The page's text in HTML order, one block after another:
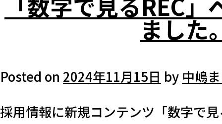
ました
Posted on 2024年11月15日 by 中嶋
採用情報に新規コンテンツ「数字で